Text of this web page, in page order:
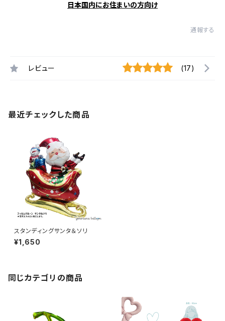
日本国内にお住まいの方向け
通報する
レビュー (17)
最近チェックした商品
スタンディングサンタ＆ソリ
¥1,650
同じカテゴリの商品